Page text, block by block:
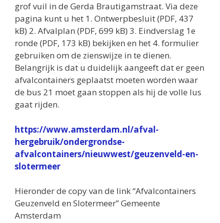
grof vuil in de Gerda Brautigamstraat. Via deze
pagina kunt u het 1. Ontwerpbesluit (PDF, 437
kB) 2. Afvalplan (PDF, 699 kB) 3. Eindverslag 1e
ronde (PDF, 173 kB) bekijken en het 4. formulier
gebruiken om de zienswijze in te dienen.
Belangrijk is dat u duidelijk aangeeft dat er geen
afvalcontainers geplaatst moeten worden waar
de bus 21 moet gaan stoppen als hij de volle lus
gaat rijden.
https://www.amsterdam.nl/afval-
hergebruik/ondergrondse-
afvalcontainers/nieuwwest/geuzenveld-en-
slotermeer
Hieronder de copy van de link “Afvalcontainers
Geuzenveld en Slotermeer” Gemeente
Amsterdam